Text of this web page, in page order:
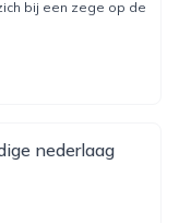
bij een zege op de
nederlaag